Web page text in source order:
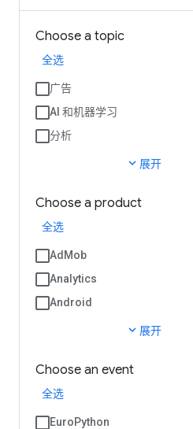
Choose a topic
全选
广告
AI 和机器学习
分析
expand_more 展开
Choose a product
全选
AdMob
Analytics
Android
expand_more 展开
Choose an event
全选
EuroPython